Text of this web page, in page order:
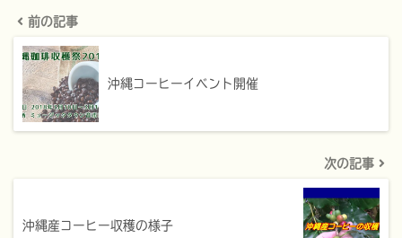
前の記事
沖縄コーヒーイベント開催
次の記事
沖縄産コーヒー収穫の様子